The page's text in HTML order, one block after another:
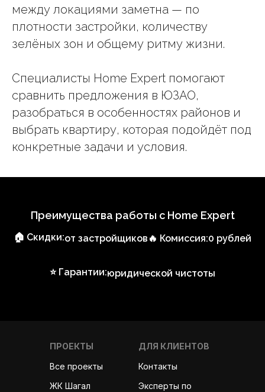
между локациями заметна — по
плотности застройки, количеству
зелёных зон и общему ритму жизни.
Специалисты Home Expert помогают
сравнить предложения в ЮЗАО,
разобраться в особенностях районов и
выбрать квартиру, которая подойдёт под
конкретные задачи и условия.
Преимущества работы с Home Expert
🏠 Скидки:от застройщиков 🔥 Комиссия:0 рублей
⭐ Гарантии:юридической чистоты
ПРОЕКТЫ
ДЛЯ КЛИЕНТОВ
Контакты
Эксперты по
ЖК Шагал
Все проекты